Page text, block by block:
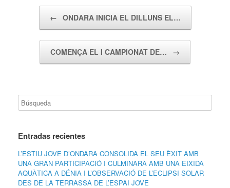
← ONDARA INICIA EL DILLUNS EL…
COMENÇA EL I CAMPIONAT DE… →
Entradas recientes
L’ESTIU JOVE D’ONDARA CONSOLIDA EL SEU ÈXIT AMB
UNA GRAN PARTICIPACIÓ I CULMINARÀ AMB UNA EIXIDA
AQUÀTICA A DÉNIA I L’OBSERVACIÓ DE L’ECLIPSI SOLAR
DES DE LA TERRASSA DE L’ESPAI JOVE